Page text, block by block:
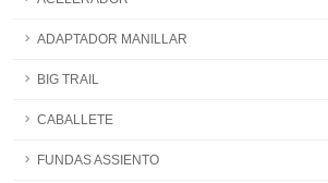
ADAPTADOR MANILLAR
BIG TRAIL
CABALLETE
FUNDAS ASSIENTO